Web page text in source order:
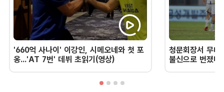
'660억 사나이' 이강인, 시메오네와 첫 포
옹...'AT 7번' 데뷔 초읽기(영상)
청문회장서 무너
불신으로 번졌